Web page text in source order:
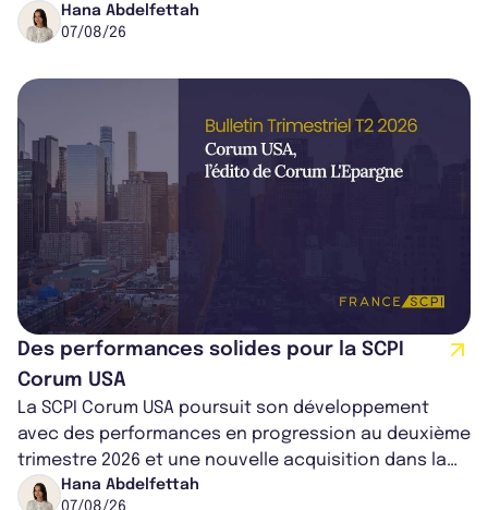
cédé avec une plus-value...
Hana Abdelfettah
07/08/26
Des performances solides pour la SCPI
Corum USA
La SCPI Corum USA poursuit son développement
avec des performances en progression au deuxième
trimestre 2026 et une nouvelle acquisition dans la
région de Chicago. Entre hausse de...
Hana Abdelfettah
07/08/26